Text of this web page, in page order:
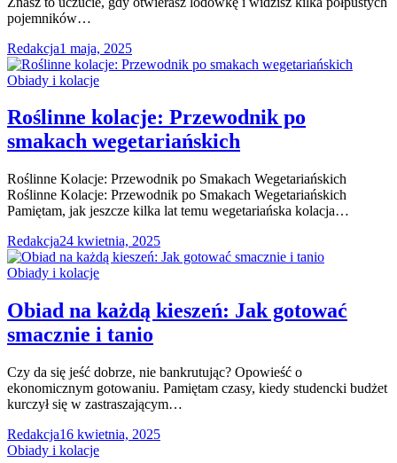
pojemników…
Redakcja1 maja, 2025
Obiady i kolacje
Roślinne kolacje: Przewodnik po
smakach wegetariańskich
Roślinne Kolacje: Przewodnik po Smakach Wegetariańskich
Roślinne Kolacje: Przewodnik po Smakach Wegetariańskich
Pamiętam, jak jeszcze kilka lat temu wegetariańska kolacja…
Redakcja24 kwietnia, 2025
Obiady i kolacje
Obiad na każdą kieszeń: Jak gotować
smacznie i tanio
Czy da się jeść dobrze, nie bankrutując? Opowieść o
ekonomicznym gotowaniu. Pamiętam czasy, kiedy studencki budżet
kurczył się w zastraszającym…
Redakcja16 kwietnia, 2025
Obiady i kolacje